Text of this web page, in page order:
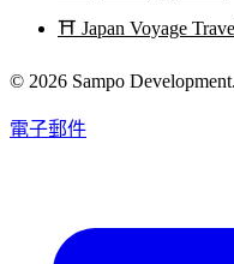
⛩️ Japan Voyage
© 2026 Sampo
電子郵件